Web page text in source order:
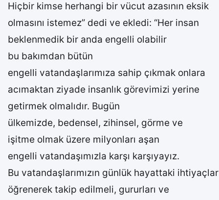
Hiçbir kimse herhangi bir vücut azasının eksik
olmasını istemez” dedi ve ekledi: “Her insan
beklenmedik bir anda engelli olabilir
bu bakımdan bütün
engelli vatandaşlarımıza sahip çıkmak onlara
acımaktan ziyade insanlık görevimizi yerine
getirmek olmalıdır. Bugün
ülkemizde, bedensel, zihinsel, görme ve
işitme olmak üzere milyonları aşan
engelli vatandaşımızla karşı karşıyayız.
Bu vatandaşlarımızın günlük hayattaki
öğrenerek takip edilmeli, gururları ve